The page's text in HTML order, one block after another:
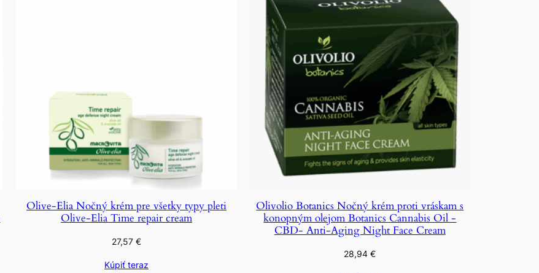
Olive-Elia Nočný krém pre všetky typy pleti
Olive-Elia Time repair cream
27,57 €
Kúpiť teraz
Olivolio Botanics Nočný krém proti vráskam s
konopným olejom Botanics Cannabis Oil -
CBD- Anti-Aging Night Face Cream
28,94€